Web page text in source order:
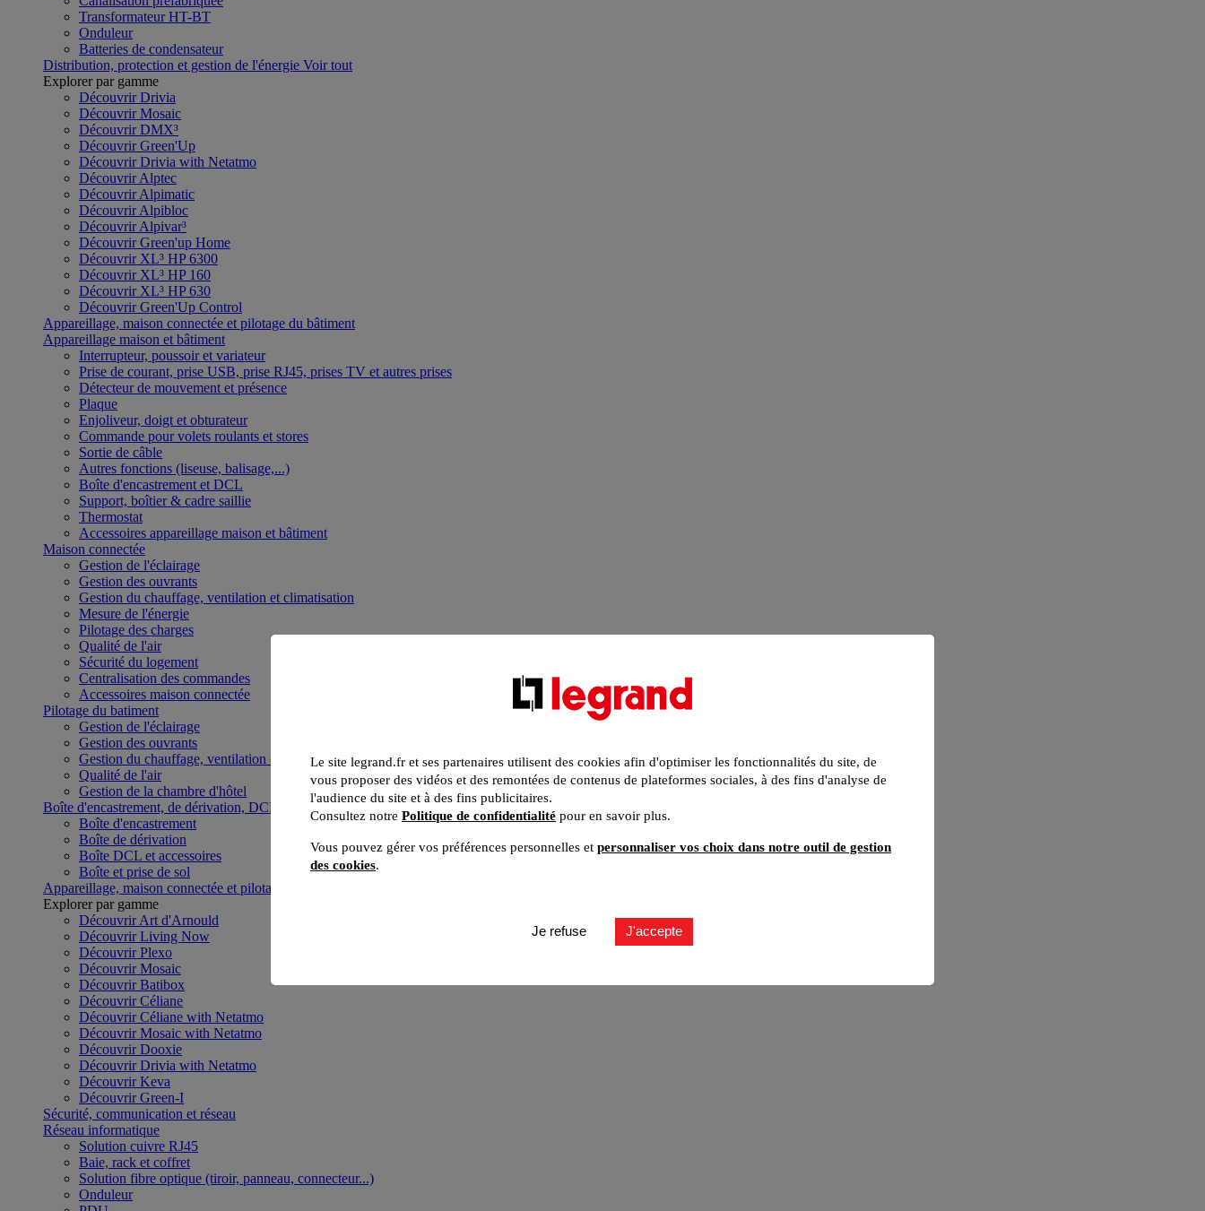
Transformateur HT-BT
Onduleur
Batteries de condensateur
Distribution, protection et gestion de l'énergie Voir tout
Explorer par gamme
Découvrir Drivia
Découvrir Mosaic
Découvrir DMX³
Découvrir Green'Up
Découvrir Drivia with Netatmo
Découvrir Alptec
Découvrir Alpimatic
Découvrir Alpibloc
Découvrir Alpivar³
Découvrir Green'up Home
Découvrir XL³ HP 6300
Découvrir XL³ HP 160
Découvrir XL³ HP 630
Découvrir Green'Up Control
Appareillage, maison connectée et pilotage du bâtiment
Appareillage maison et bâtiment
Interrupteur, poussoir et variateur
Prise de courant, prise USB, prise RJ45, prises TV et autres prises
Détecteur de mouvement et présence
Plaque
Enjoliveur, doigt et obturateur
Commande pour volets roulants et stores
Sortie de câble
Autres fonctions (liseuse, balisage,...)
Boîte d'encastrement et DCL
Support, boîtier & cadre saillie
Thermostat
Accessoires appareillage maison et bâtiment
Maison connectée
Gestion de l'éclairage
Gestion des ouvrants
Gestion du chauffage, ventilation et climatisation
Mesure de l'énergie
Pilotage des charges
Qualité de l'air
Sécurité du logement
Centralisation des commandes
Accessoires maison connectée
Pilotage du batiment
Gestion de l'éclairage
Gestion des ouvrants
Gestion du chauffage, ventilation et climatisation
Qualité de l'air
Gestion de la chambre d'hôtel
Boîte d'encastrement, de dérivation, DCL et boîte de sol
Boîte d'encastrement
Boîte de dérivation
Boîte DCL et accessoires
Boîte et prise de sol
Appareillage, maison connectée et pilotage du bâtiment
Explorer par gamme
Découvrir Art d'Arnould
Découvrir Living Now
Découvrir Plexo
Découvrir Mosaic
Découvrir Batibox
Découvrir Céliane
Découvrir Céliane with Netatmo
Découvrir Mosaic with Netatmo
Découvrir Dooxie
Découvrir Drivia with Netatmo
Découvrir Keva
Découvrir Green-I
Sécurité, communication et réseau
Réseau informatique
Solution cuivre RJ45
Baie, rack et coffret
Solution fibre optique (tiroir, panneau, connecteur...)
Onduleur
Le site legrand.fr et ses partenaires utilisent des cookies afin d'optimiser les fonctionnalités du site, de
vous proposer des vidéos et des remontées de contenus de plateformes sociales, à des fins d'analyse de
l'audience du site et à des fins publicitaires.
Consultez notre Politique de confidentialité pour en savoir plus.
Vous pouvez gérer vos préférences personnelles et personnaliser vos choix dans notre outil de gestion
des cookies.
Je refuse J'accepte